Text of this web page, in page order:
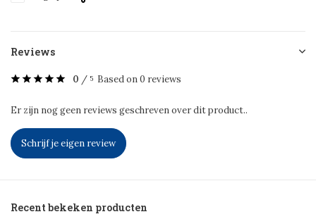
Reviews
0 / 5 Based on 0 reviews
Er zijn nog geen reviews geschreven over dit product..
Schrijf je eigen review
Recent bekeken producten